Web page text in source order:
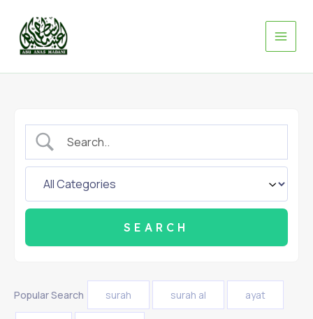
content
Popular Search surah surah al ayat